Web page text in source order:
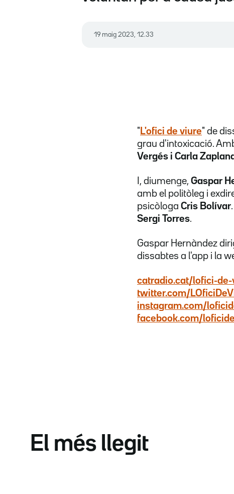
19 maig 2023, 12.33
" L'ofici de viure" de
grau d'intoxicació.
Vergés i Carla
I, diumenge, Gaspar
amb el politòleg i
psicòloga Cris Bolívar
Sergi Torres.
Gaspar Hernàndez
dissabtes a l'app i la
catradio.cat/ lofici-de-
twitter.com/
instagram.com/
facebook.com/
El més llegit